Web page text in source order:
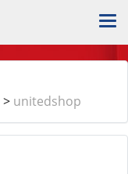
> unitedshop